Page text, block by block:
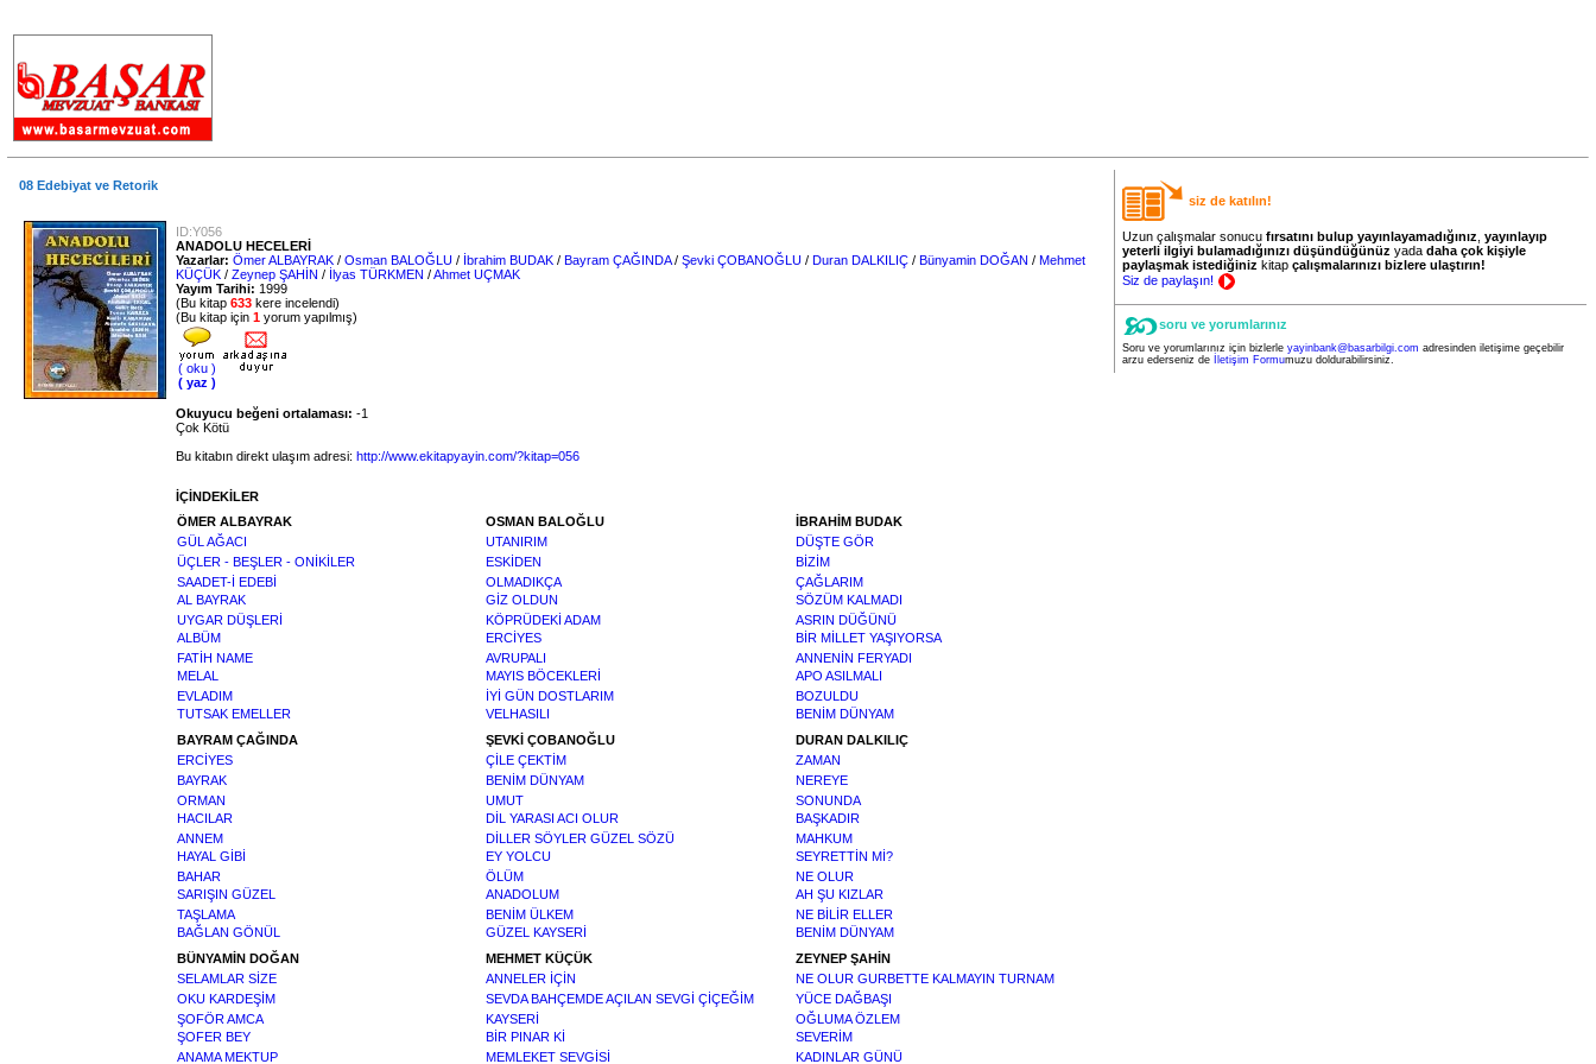
08 Edebiyat ve Retorik
ID:Y056
ANADOLU HECELERİ
Yazarlar: Ömer ALBAYRAK / Osman BALOĞLU / İbrahim BUDAK / Bayram ÇAĞINDA/ Şevki ÇOBANOĞLU / Duran DALKILIÇ / Bünyamin DOĞAN / Mehmet
KÜÇÜK / Zeynep ŞAHİN / İlyas TÜRKMEN /Ahmet UÇMAK
Yayım Tarihi: 1999
(Bu kitap 633 kere incelendi)
(Bu kitap için 1 yorum yapılmış)
( oku )
( yaz )
Okuyucu beğeni ortalaması: -1
Çok Kötü
Bu kitabın direkt ulaşım adresi: http://www.ekitapyayin.com/?kitap=056
İÇİNDEKİLER
ÖMER ALBAYRAK
GÜL AĞACI
ÜÇLER - BEŞLER - ONİKİLER
SAADET-İ EDEBİ
AL BAYRAK
UYGAR DÜŞLERİ
ALBÜM
FATİH NAME
MELAL
EVLADIM
TUTSAK EMELLER
OSMAN BALOĞLU
UTANIRIM
ESKİDEN
OLMADIKÇA
GİZ OLDUN
KÖPRÜDEKİ ADAM
ERCİYES
AVRUPALI
MAYIS BÖCEKLERİ
İYİ GÜN DOSTLARIM
VELHASILI
İBRAHİM BUDAK
DÜŞTE GÖR
BİZİM
ÇAĞLARIM
SÖZÜM KALMADI
ASRIN DÜĞÜNÜ
BİR MİLLET YAŞIYORSA
ANNENİN FERYADI
APO ASILMALI
BOZULDU
BENİM DÜNYAM
BAYRAM ÇAĞINDA
ERCİYES
BAYRAK
ORMAN
HACILAR
ANNEM
HAYAL GİBİ
BAHAR
SARIŞIN GÜZEL
TAŞLAMA
BAĞLAN GÖNÜL
ŞEVKİ ÇOBANOĞLU
ÇİLE ÇEKTİM
BENİM DÜNYAM
UMUT
DİL YARASI ACI OLUR
DİLLER SÖYLER GÜZEL SÖZÜ
EY YOLCU
ÖLÜM
ANADOLUM
BENİM ÜLKEM
GÜZEL KAYSERİ
DURAN DALKILIÇ
ZAMAN
NEREYE
SONUNDA
BAŞKADIR
MAHKUM
SEYRETTİN Mİ?
NE OLUR
AH ŞU KIZLAR
NE BİLİR ELLER
BENİM DÜNYAM
BÜNYAMİN DOĞAN
SELAMLAR SİZE
OKU KARDEŞİM
ŞOFÖR AMCA
ŞOFER BEY
ANAMA MEKTUP
MEHMET KÜÇÜK
ANNELER İÇİN
SEVDA BAHÇEMDE AÇILAN SEVGİ ÇİÇEĞİM
KAYSERİ
BİR PINAR Kİ
MEMLEKET SEVGİSİ
ZEYNEP ŞAHİN
NE OLUR GURBETTE KALMAYIN TURNAM
YÜCE DAĞBAŞI
OĞLUMA ÖZLEM
SEVERİM
KADINLAR GÜNÜ
siz de katılın!
Uzun çalışmalar sonucu fırsatını bulup yayınlayamadığınız yayınlayıp
yeterli ilgiyi bulamadığınızı düşündüğünüz yada daha çok kişiyle
paylaşmak istediğiniz kitap çalışmalarınızı bizlere ulaştırın!
Siz de paylaşın!
soru ve yorumlarınız
Soru ve yorumlarınız için bizlerle yayinbank@basarbilgi.com adresinden iletişime geçebilir
arzu ederseniz de
İletişim Formumuzu doldurabilirsiniz.